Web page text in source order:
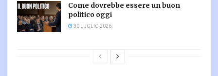
Come dovrebbe essere un buon
politico oggi
30 LUGLIO 2026